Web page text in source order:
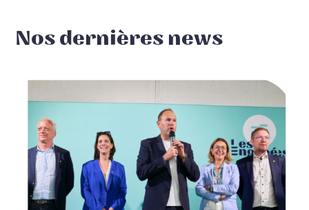
Nos dernières news